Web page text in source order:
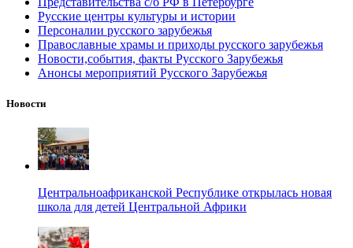
Русские центры культуры и истории
Персоналии русского зарубежья
Православные храмы и приходы русского зарубежья
Новости,события, факты Русского Зарубежья
Анонсы мероприятий Русского Зарубежья
Новости
Центральноафриканской Республике открылась новая
школа для детей Центральной Африки